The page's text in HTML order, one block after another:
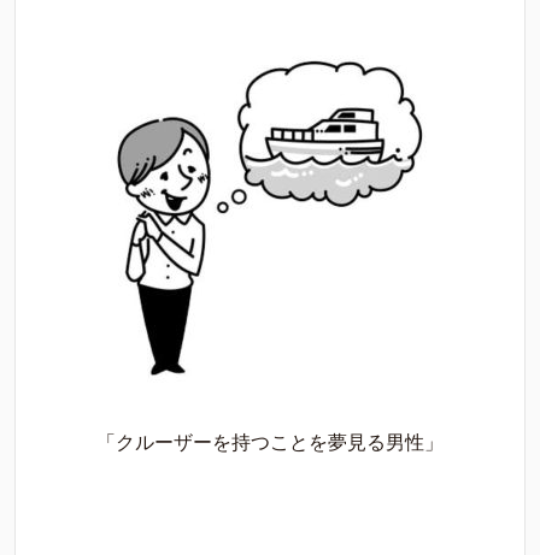
「クルーザーを持つことを夢見る男性」